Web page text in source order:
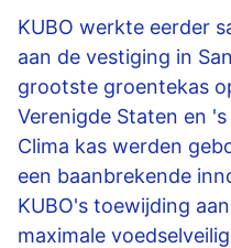
KUBO werkte eerder
aan de vestiging in
grootste groentekas
Verenigde Staten en
Clima kas werden
een baanbrekende
KUBO's toewijding
maximale